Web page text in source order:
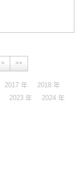
> >>
2017 年
2018 年
2023 年
2024 年